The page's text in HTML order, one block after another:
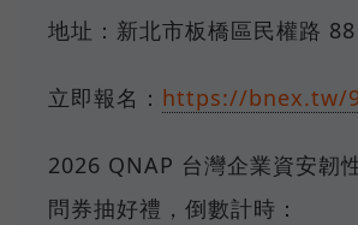
地址：新北市板橋區民權路
立即報名： https://bnex.tw/
2026 QNAP 台灣企業資安韌
問券抽好禮，倒數計時：